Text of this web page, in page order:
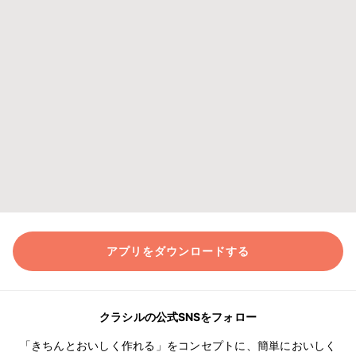
アプリをダウンロードする
クラシルの公式SNSをフォロー
「きちんとおいしく作れる」をコンセプトに、簡単においしく